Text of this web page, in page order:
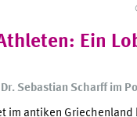
Ein
Sebastian Scharff im
im antiken Griechenland